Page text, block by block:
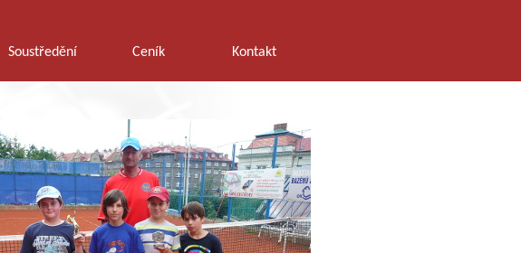
Soustředění Ceník Kontakt